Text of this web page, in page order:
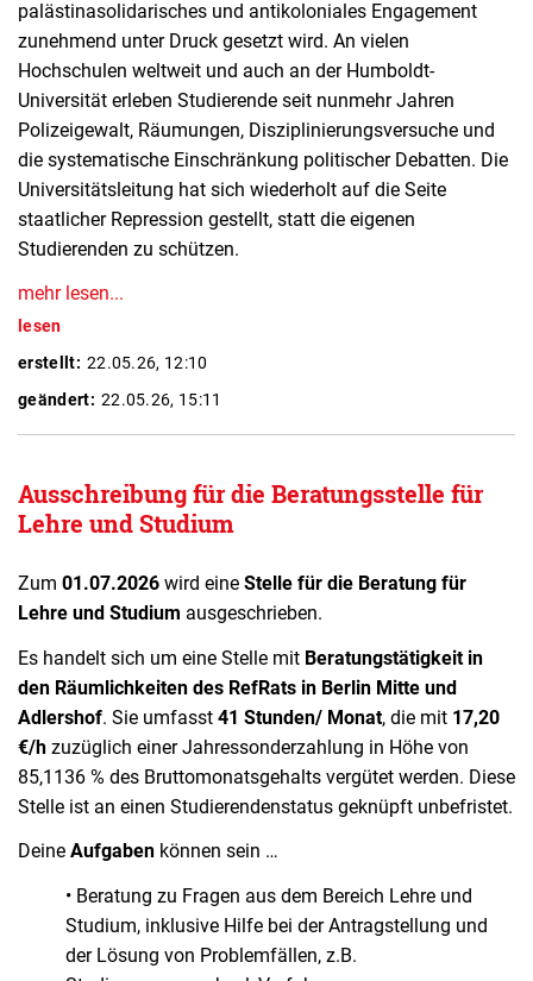
palästinasolidarisches und antikoloniales Engagement
zunehmend unter Druck gesetzt wird. An vielen
Hochschulen weltweit und auch an der Humboldt-
Universität erleben Studierende seit nunmehr Jahren
Polizeigewalt, Räumungen, Disziplinierungsversuche und
die systematische Einschränkung politischer Debatten. Die
Universitätsleitung hat sich wiederholt auf die Seite
staatlicher Repression gestellt, statt die eigenen
Studierenden zu schützen.
mehr lesen...
lesen
erstellt: 22.05.26, 12:10
geändert: 22.05.26, 15:11
Ausschreibung für die Beratungsstelle für
Lehre und Studium
Zum 01.07.2026 wird eine Stelle für die Beratung für
Lehre und Studium ausgeschrieben.
Es handelt sich um eine Stelle mit Beratungstätigkeit in
den Räumlichkeiten des RefRats in Berlin Mitte und
Adlershof. Sie umfasst 41 Stunden/ Monat, die mit 17,20
€/h zuzüglich einer Jahressonderzahlung in Höhe von
85,1136 % des Bruttomonatsgehalts vergütet werden. Diese
Stelle ist an einen Studierendenstatus geknüpft unbefristet.
Deine Aufgaben können sein …
• Beratung zu Fragen aus dem Bereich Lehre und
Studium, inklusive Hilfe bei der Antragstellung und
der Lösung von Problemfällen, z.B.